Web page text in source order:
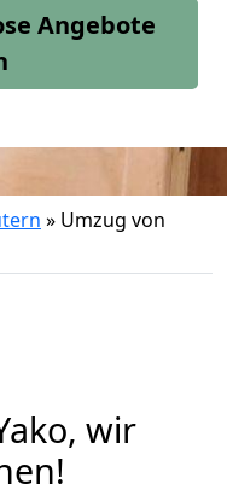
Angebote
» Umzug von
wir